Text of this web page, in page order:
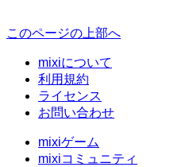
このページの上部へ
mixiについて
利用規約
ライセンス
お問い合わせ
mixiゲーム
mixiコミュニティ